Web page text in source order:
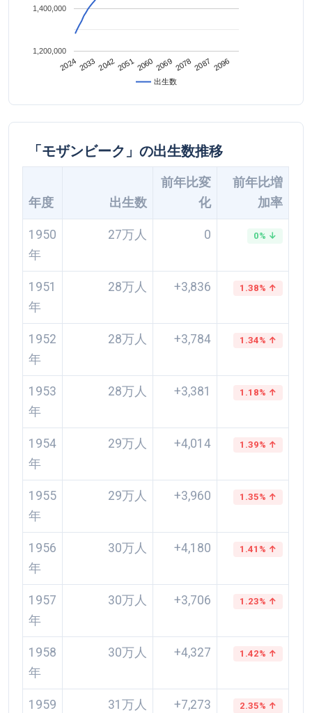
出生数
2024 2033204220512060 2069 20782087 2096
1,200,000
1,400,000
「モザンビーク」の出生数推移
年度 出生数
前年比変
化
前年比増
加率
1950
年
27万人 0 0% ↓
1951
年
28万人 +3,836 1.38% ↑
1952
年
28万人 +3,784 1.34% ↑
1953
年
28万人 +3,381 1.18% ↑
1954
年
29万人 +4,014 1.39% ↑
1955
年
29万人 +3,960 1.35% ↑
1956
年
30万人 +4,180 1.41% ↑
1957
年
30万人 +3,706 1.23% ↑
1958
年
30万人 +4,327 1.42% ↑
1959
31万人 +7,273 2.35% ↑